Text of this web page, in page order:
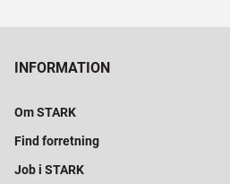
INFORMATION
Om STARK
Find forretning
Job i STARK